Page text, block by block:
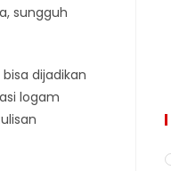
sungguh
dijadikan
logam